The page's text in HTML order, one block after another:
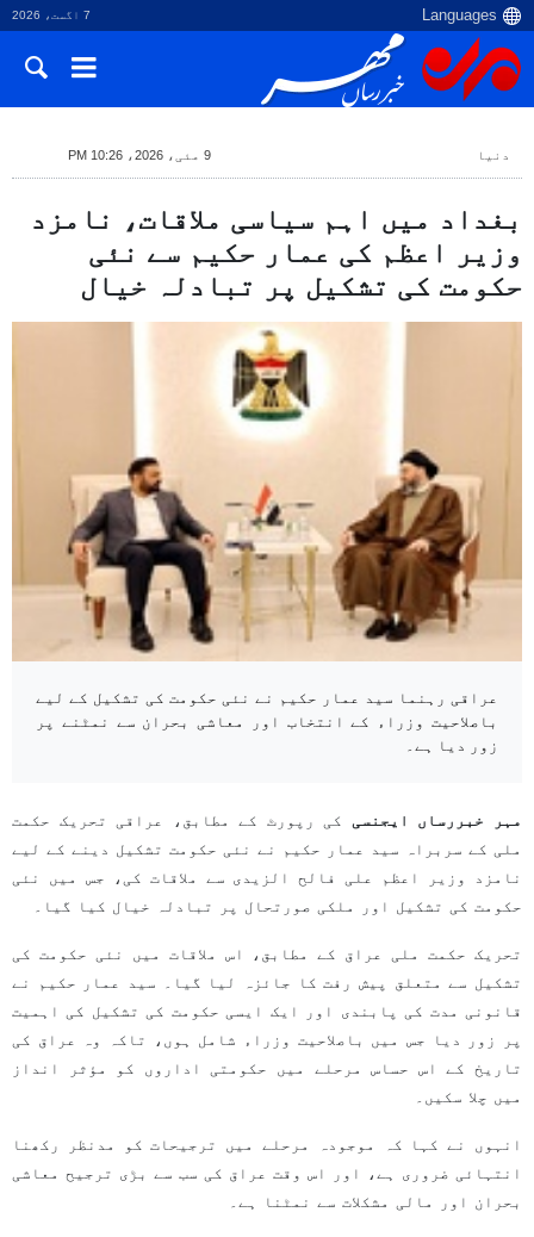
7 اگست، 2026
دنیا 9 مئی، 2026، 10:26 PM
بغداد میں اہم سیاسی ملاقات، نامزد
وزیر اعظم کی عمار حکیم سے نئی
حکومت کی تشکیل پر تبادلہ خیال
عراقی رہنما سید عمار حکیم نے نئی حکومت کی تشکیل کے لیے
باصلاحیت وزراء کے انتخاب اور معاشی بحران سے نمٹنے پر
زور دیا ہے۔
مہر خبررساں ایجنسی کی رپورٹ کے مطابق، عراقی تحریک حکمت
ملی کے سربراہ سید عمار حکیم نے نئی حکومت تشکیل دینے کے لیے
نامزد وزیر اعظم علی فالح الزیدی سے ملاقات کی، جس میں نئی
حکومت کی تشکیل اور ملکی صورتحال پر تبادلہ خیال کیا گیا۔
تحریک حکمت ملی عراق کے مطابق، اس ملاقات میں نئی حکومت کی
تشکیل سے متعلق پیش رفت کا جائزہ لیا گیا۔ سید عمار حکیم نے
قانونی مدت کی پابندی اور ایک ایسی حکومت کی تشکیل کی اہمیت
پر زور دیا جس میں باصلاحیت وزراء شامل ہوں، تاکہ وہ عراق کی
تاریخ کے اس حساس مرحلے میں حکومتی اداروں کو مؤثر انداز
میں چلا سکیں۔
انہوں نے کہا کہ موجودہ مرحلے میں ترجیحات کو مدنظر رکھنا
انتہائی ضروری ہے، اور اس وقت عراق کی سب سے بڑی ترجیح معاشی
بحران اور مالی مشکلات سے نمٹنا ہے۔